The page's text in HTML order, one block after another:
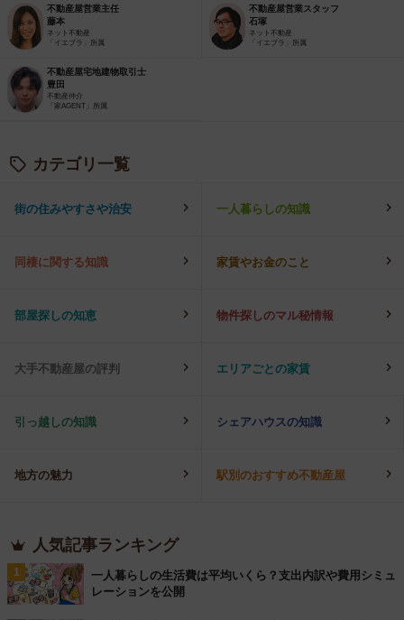
不動産屋営業主任
藤本
ネット不動産
「イエプラ」所属
不動産屋営業スタッフ
石塚
ネット不動産
「イエプラ」所属
不動産屋宅地建物取引士
豊田
不動産仲介
「家AGENT」所属
カテゴリ一覧
街の住みやすさや治安 一人暮らしの知識
同棲に関する知識 家賃やお金のこと
部屋探しの知恵 物件探しのマル秘情報
大手不動産屋の評判 エリアごとの家賃
引っ越しの知識 シェアハウスの知識
地方の魅力 駅別のおすすめ不動産屋
人気記事ランキング
1
一人暮らしの生活費は平均いくら？支出内訳や費用シミュ
レーションを公開